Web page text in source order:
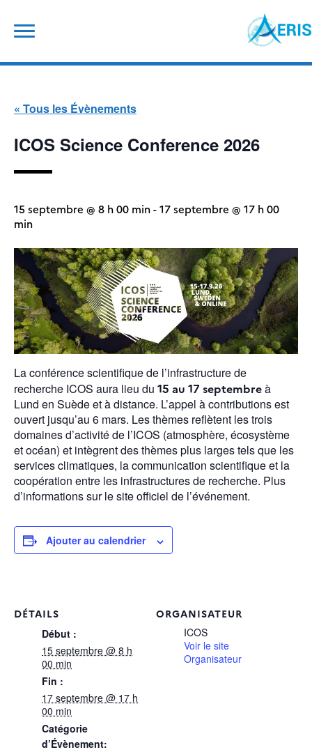
content
« Tous les Évènements
ICOS Science Conference 2026
15 septembre @ 8 h 00 min-17 septembre @ 17 h 00
min
La conférence scientifique de l’infrastructure de
recherche ICOS aura lieu du 15 au 17 septembreà
Lund en Suède et à distance. L’appel à contributions est
ouvert jusqu’au 6 mars. Les thèmes reflètent les trois
domaines d’activité de l’ICOS (atmosphère, écosystème
et océan) et intègrent des thèmes plus larges tels que les
services climatiques, la communication scientifique et la
coopération entre les infrastructures de recherche. Plus
d’informations sur le site officiel de l’événement.
Ajouter au calendrier
DÉTAILS
Début :
15 septembre @ 8 h
00 min
Fin :
17 septembre @ 17 h
00 min
Catégorie
d’Évènement:
ORGANISATEUR
ICOS
Voir le site
Organisateur